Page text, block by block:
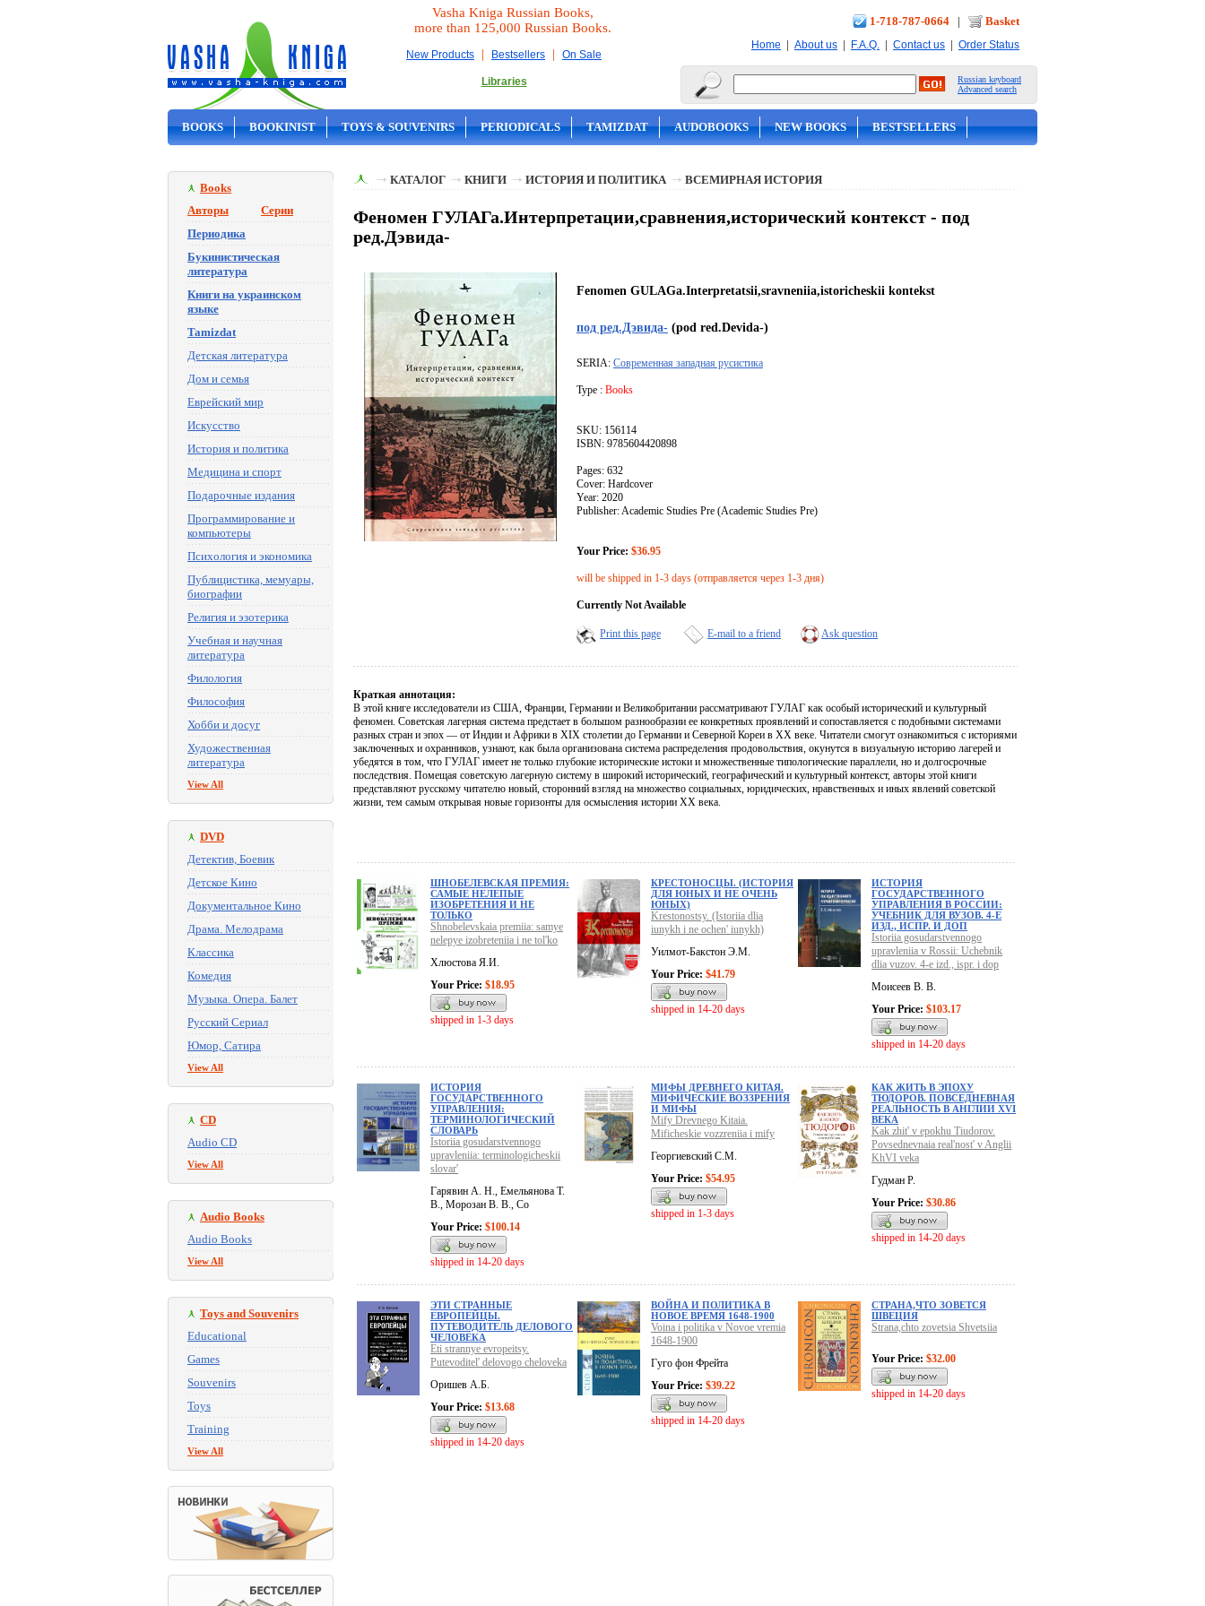
Vasha Kniga Russian Books,
more than 125,000 Russian Books.
New Products | Bestsellers | On Sale
Libraries
1-718-787-0664 | Basket
Home | About us | F.A.Q. | Contact us | Order Status
Russian keyboard
Advanced search
BOOKS BOOKINIST TOYS & SOUVENIRS PERIODICALS TAMIZDAT AUDOBOOKS NEW BOOKS BESTSELLERS
Books
Авторы
Серии
Периодика
Букинистическая
литература
Книги на украинском
языке
Tamizdat
Детская литература
Дом и семья
Еврейский мир
Искусство
История и политика
Медицина и спорт
Подарочные издания
Программирование и
компьютеры
Психология и экономика
Публицистика, мемуары,
биографии
Религия и эзотерика
Учебная и научная
литература
Филология
Философия
Хобби и досуг
Художественная
литература
View All
DVD
Детектив, Боевик
Детское Кино
Документальное Кино
Драма. Мелодрама
Классика
Комедия
Музыка. Опера. Балет
Русский Сериал
Юмор, Сатира
View All
CD
Audio CD
View All
Audio Books
Audio Books
View All
Toys and Souvenirs
Educational
Games
Souvenirs
Toys
Training
View All
КАТАЛОГ КНИГИ ИСТОРИЯ И ПОЛИТИКА ВСЕМИРНАЯ ИСТОРИЯ
Феномен ГУЛАГа.Интерпретации,сравнения,исторический контекст - под
ред.Дэвида-
Fenomen GULAGa.Interpretatsii,sravneniia,istoricheskii kontekst
под ред.Дэвида- (pod red.Devida-)
SERIA: Современная западная русистика
Type : Books
SKU: 156114
ISBN: 9785604420898
Pages: 632
Cover: Hardcover
Year: 2020
Publisher: Academic Studies Pre (Academic Studies Pre)
Your Price: $36.95
will be shipped in 1-3 days (отправляется через 1-3 дня)
Currently Not Available
Print this page E-mail to a friend Ask question
Краткая аннотация:
В этой книге исследователи из США, Франции, Германии и Великобритании рассматривают ГУЛАГ как особый исторический и культурный
феномен. Советская лагерная система предстает в большом разнообразии ее конкретных проявлений и сопоставляется с подобными системами
разных стран и эпох — от Индии и Африки в XIX столетии до Германии и Северной Кореи в XX веке. Читатели смогут ознакомиться с историями
заключенных и охранников, узнают, как была организована система распределения продовольствия, окунутся в визуальную историю лагерей и
убедятся в том, что ГУЛАГ имеет не только глубокие исторические истоки и множественные типологические параллели, но и долгосрочные
последствия. Помещая советскую лагерную систему в широкий исторический, географический и культурный контекст, авторы этой книги
представляют русскому читателю новый, сторонний взгляд на множество социальных, юридических, нравственных и иных явлений советской
жизни, тем самым открывая новые горизонты для осмысления истории XX века.
ШНОБЕЛЕВСКАЯ ПРЕМИЯ:
САМЫЕ НЕЛЕПЫЕ
ИЗОБРЕТЕНИЯ И НЕ
ТОЛЬКО
Shnobelevskaia premiia: samye
nelepye izobreteniia i ne tol'ko
Хлюстова Я.И.
Your Price: $18.95
shipped in 1-3 days
КРЕСТОНОСЦЫ. (ИСТОРИЯ
ДЛЯ ЮНЫХ И НЕ ОЧЕНЬ
ЮНЫХ)
Krestonostsy. (Istoriia dlia
iunykh i ne ochen' iunykh)
Уилмот-Бакстон Э.М.
Your Price: $41.79
shipped in 14-20 days
ИСТОРИЯ
ГОСУДАРСТВЕННОГО
УПРАВЛЕНИЯ В РОССИИ:
УЧЕБНИК ДЛЯ ВУЗОВ. 4-Е
ИЗД., ИСПР. И ДОП
Istoriia gosudarstvennogo
upravleniia v Rossii: Uchebnik
dlia vuzov. 4-e izd., ispr. i dop
Моисеев В. В.
Your Price: $103.17
shipped in 14-20 days
ИСТОРИЯ
ГОСУДАРСТВЕННОГО
УПРАВЛЕНИЯ:
ТЕРМИНОЛОГИЧЕСКИЙ
СЛОВАРЬ
Istoriia gosudarstvennogo
upravleniia: terminologicheskii
slovar'
Гарявин А. Н., Емельянова Т.
В., Морозан В. В., Со
Your Price: $100.14
shipped in 14-20 days
МИФЫ ДРЕВНЕГО КИТАЯ.
МИФИЧЕСКИЕ ВОЗЗРЕНИЯ
И МИФЫ
Mify Drevnego Kitaia.
Mificheskie vozzreniia i mify
Георгиевский С.М.
Your Price: $54.95
shipped in 1-3 days
КАК ЖИТЬ В ЭПОХУ
ТЮДОРОВ. ПОВСЕДНЕВНАЯ
РЕАЛЬНОСТЬ В АНГЛИИ ХVI
ВЕКА
Kak zhit' v epokhu Tiudorov.
Povsednevnaia real'nost' v Anglii
KhVI veka
Гудман Р.
Your Price: $30.86
shipped in 14-20 days
ЭТИ СТРАННЫЕ
ЕВРОПЕЙЦЫ.
ПУТЕВОДИТЕЛЬ ДЕЛОВОГО
ЧЕЛОВЕКА
Eti strannye evropeitsy.
Putevoditel' delovogo cheloveka
Оришев А.Б.
Your Price: $13.68
shipped in 14-20 days
ВОЙНА И ПОЛИТИКА В
НОВОЕ ВРЕМЯ 1648-1900
Voina i politika v Novoe vremia
1648-1900
Гуго фон Фрейта
Your Price: $39.22
shipped in 14-20 days
СТРАНА,ЧТО ЗОВЕТСЯ
ШВЕЦИЯ
Strana,chto zovetsia Shvetsiia
Your Price: $32.00
shipped in 14-20 days